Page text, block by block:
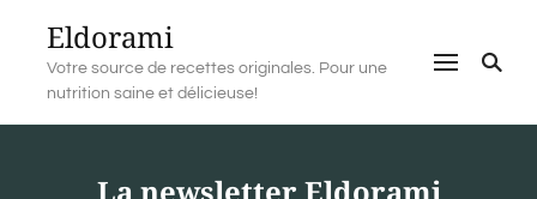
Eldorami
Votre source de recettes originales. Pour une
nutrition saine et délicieuse!